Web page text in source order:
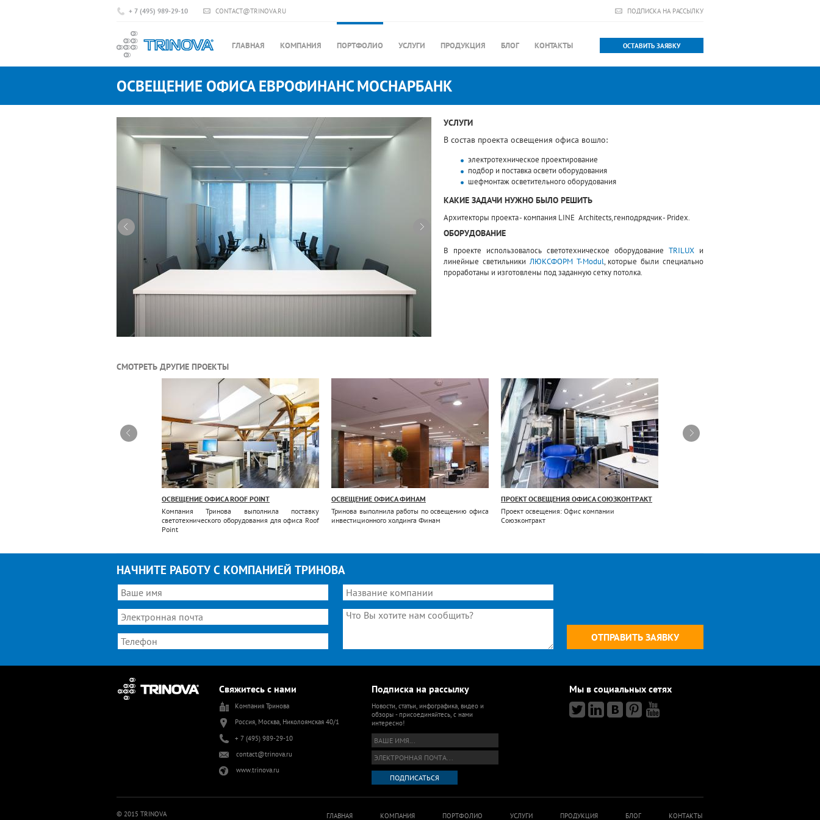
ПОДПИСКА НА РАССЫЛКУ
+ 7 (495) 989-29-10 CONTACT@TRINOVA.RU
ОСТАВИТЬ ЗАЯВКУ
ГЛАВНАЯ КОМПАНИЯ ПОРТФОЛИО УСЛУГИ ПРОДУКЦИЯ БЛОГ КОНТАКТЫ
ОСВЕЩЕНИЕ ОФИСА ЕВРОФИНАНС МОСНАРБАНК
УСЛУГИ
В состав проекта освещения офиса вошло:
электротехническое проектирование
подбор и поставка освети оборудования
шефмонтаж осветительного оборудования
КАКИЕ ЗАДАЧИ НУЖНО БЫЛО РЕШИТЬ
Архитекторы проекта - компания LINE Architects, генподрядчик - Pridex.
ОБОРУДОВАНИЕ
В проекте использовалось светотехническое оборудование TRILUX и
линейные светильники ЛЮКСФОРМ T-Modul, которые были специально
проработаны и изготовлены под заданную сетку потолка.
СМОТРЕТЬ ДРУГИЕ ПРОЕКТЫ
ОСВЕЩЕНИЕ ОФИСА ROOF POINT
Компания Тринова выполнила поставку
светотехнического оборудования для офиса Roof
Point
ОСВЕЩЕНИЕ ОФИСА ФИНАМ
Тринова выполнила работы по освещению офиса
инвестиционного холдинга Финам
ПРОЕКТ ОСВЕЩЕНИЯ ОФИСА СОЮЗКОНТРАКТ
Проект освещения: Офис компании
Союзконтракт
НАЧНИТЕ РАБОТУ С КОМПАНИЕЙ ТРИНОВА
Свяжитесь с нами
Компания Тринова
Россия, Москва, Николоямская 40/1
+ 7 (495) 989-29-10
contact@trinova.ru
www.trinova.ru
Подписка на рассылку
Новости, статьи, инфографика, видео и
обзоры - присоединяйтесь, с нами
интересно!
Мы в социальных сетях
ГЛАВНАЯ КОМПАНИЯ ПОРТФОЛИО УСЛУГИ ПРОДУКЦИЯ БЛОГ КОНТАКТЫ
© 2015 TRINOVA